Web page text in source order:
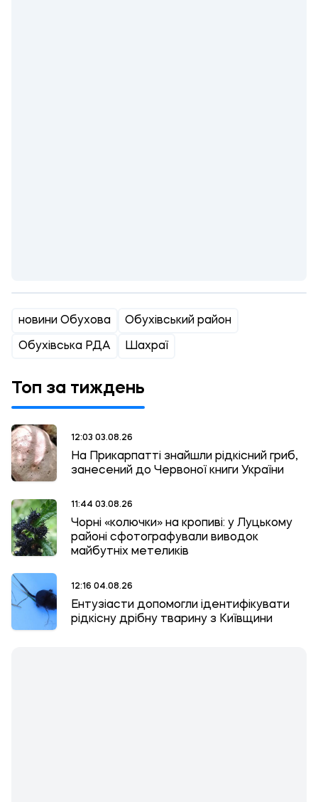
новини Обухова Обухівський район
Обухівська РДА Шахраї
Топ за тиждень
12:03 03.08.26
На Прикарпатті знайшли рідкісний гриб,
занесений до Червоної книги України
11:44 03.08.26
Чорні «колючки» на кропиві: у Луцькому
районі сфотографували виводок
майбутніх метеликів
12:16 04.08.26
Ентузіасти допомогли ідентифікувати
рідкісну дрібну тварину з Київщини